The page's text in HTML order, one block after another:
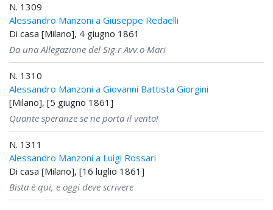
N. 1309
Alessandro Manzoni a Giuseppe Redaelli
Di casa [Milano], 4 giugno 1861
Da una Allegazione del Sig.r Avv.o Mari
N. 1310
Alessandro Manzoni a Giovanni Battista Giorgini
[Milano], [5 giugno 1861]
Quante speranze se ne porta il vento!
N. 1311
Alessandro Manzoni a Luigi Rossari
Di casa [Milano], [16 luglio 1861]
Bista è qui, e oggi deve scrivere